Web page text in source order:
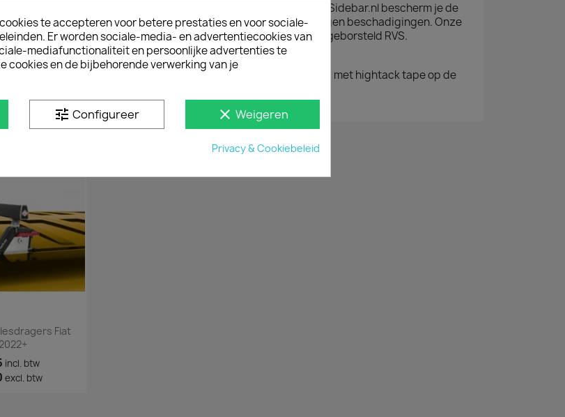
Met een rvs maatwerk bumperplaat van Sidebar.nl bescherm je de
bumper(lak) van de Fiat Doblo 2022+ tegen beschadigingen. Onze
functionele bumperbescherming is van geborsteld RVS.
MONTAGE
Dit bumperpaneel bevestig je eenvoudig met hightack tape opde
Fiat
incl. btw
excl. btw
te accepteren voor betere prestaties en voor sociale-
Er worden sociale-media- en advertentiecookies van
mediafunctionaliteit en persoonlijke advertenties te
cookies en de bijbehorende verwerking van je
tune Configureer clear Weigeren
Privacy & Cookiebeleid